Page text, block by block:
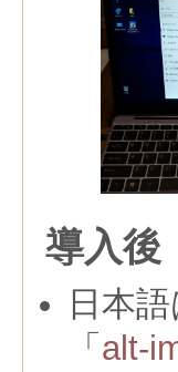
導入後
日本
「 alt-